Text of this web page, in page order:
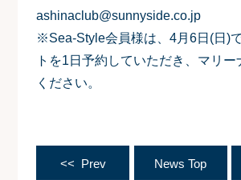
ashinaclub@sunnyside.co.jp
※Sea-Style会員様は、 4月6日(日)
トを1日予約していただき、マリ
ください。
<< Prev News Top